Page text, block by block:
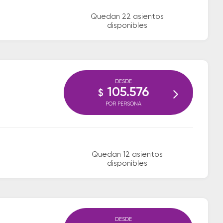
Quedan 22 asientos
disponibles
Quedan 12 asientos
disponibles
DESDE
$ 105.576
POR PERSONA
DESDE